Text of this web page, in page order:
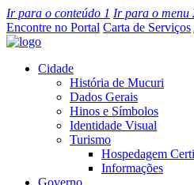
Ir para o conteúdo 1 Ir para o menu
Encontre no Portal Carta de Serviços
Cidade
História de Mucuri
Dados Gerais
Hinos e Símbolos
Identidade Visual
Turismo
Hospedagem
Informações
Governo